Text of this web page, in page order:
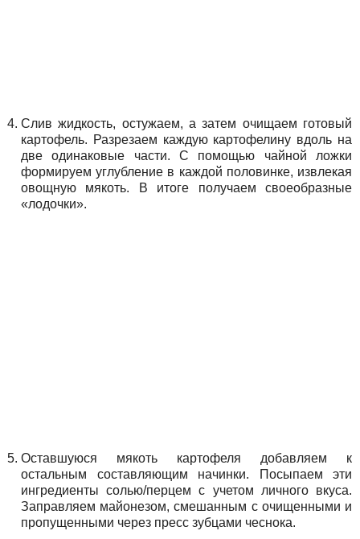
Слив жидкость, остужаем, а затем очищаем готовый
картофель. Разрезаем каждую картофелину вдоль на
две одинаковые части. С помощью чайной ложки
формируем углубление в каждой половинке, извлекая
овощную мякоть. В итоге получаем своеобразные
«лодочки».
Оставшуюся мякоть картофеля добавляем к
остальным составляющим начинки. Посыпаем эти
ингредиенты солью/перцем с учетом личного вкуса.
Заправляем майонезом, смешанным с очищенными и
пропущенными через пресс зубцами чеснока.